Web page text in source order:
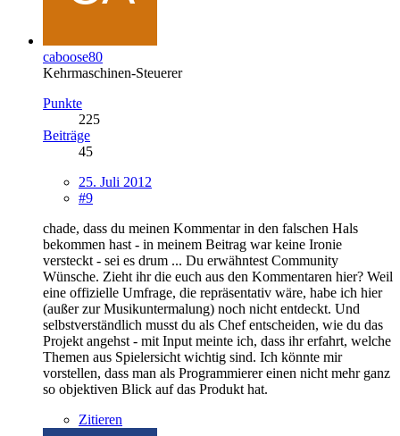
caboose80
Kehrmaschinen-Steuerer
Punkte
225
Beiträge
45
25. Juli 2012
#9
chade, dass du meinen Kommentar in den falschen Hals
bekommen hast - in meinem Beitrag war keine Ironie
versteckt - sei es drum ... Du erwähntest Community
Wünsche. Zieht ihr die euch aus den Kommentaren hier? Weil
eine offizielle Umfrage, die repräsentativ wäre, habe ich hier
(außer zur Musikuntermalung) noch nicht entdeckt. Und
selbstverständlich musst du als Chef entscheiden, wie du das
Projekt angehst - mit Input meinte ich, dass ihr erfahrt, welche
Themen aus Spielersicht wichtig sind. Ich könnte mir
vorstellen, dass man als Programmierer einen nicht mehr ganz
so objektiven Blick auf das Produkt hat.
Zitieren